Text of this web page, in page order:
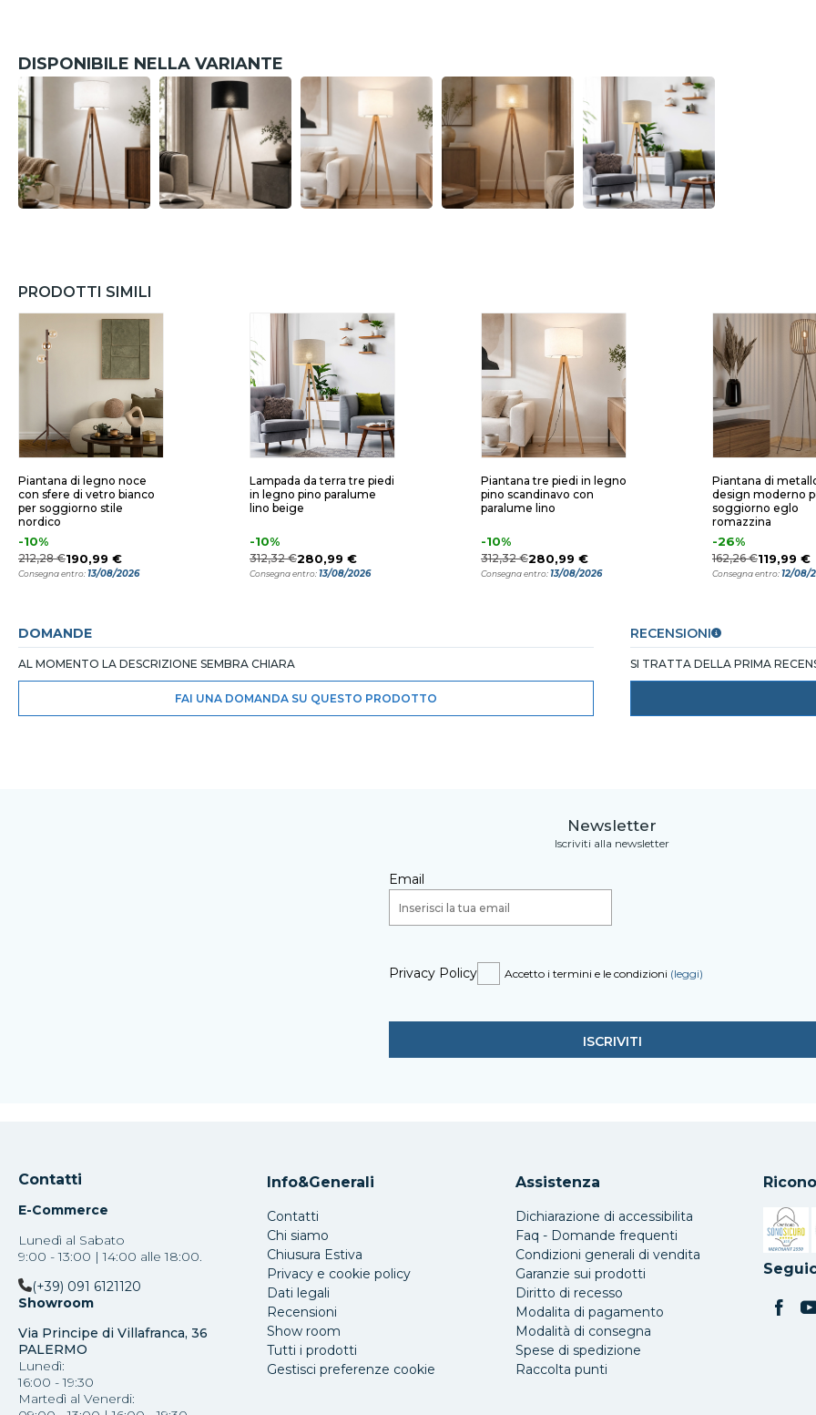
DISPONIBILE NELLA VARIANTE
PRODOTTI SIMILI
Piantana di legno noce
con sfere di vetro bianco
per soggiorno stile
nordico
-10%
212,28 €190,99 €
Consegna entro:13/08/2026
Lampada da terra tre piedi
in legno pino paralume
lino beige
-10%
312,32 €280,99 €
Consegna entro:13/08/2026
Piantana tre piedi in legno
pino scandinavo con
paralume lino
-10%
312,32 €280,99 €
Consegna entro:13/08/2026
Piantana di
design moderno
soggiorno eglo
romazzina
-26%
162,26 €119,99 €
Consegna entro:12/08/
DOMANDE
AL MOMENTO LA DESCRIZIONE SEMBRA CHIARA
FAI UNA DOMANDA SU QUESTO PRODOTTO
RECENSIONI
SI TRATTA DELLA PRIMA
Newsletter
Iscriviti alla newsletter
Email
Privacy Policy Accetto i termini e le condizioni (leggi)
Contatti
E-Commerce
Lunedì al Sabato
9:00 - 13:00 | 14:00 alle 18:00.
(+39) 091 6121120
Showroom
Via Principe di Villafranca, 36
PALERMO
Lunedì:
16:00 - 19:30
Martedì al Venerdi:
Info&Generali
Contatti
Chi siamo
Chiusura Estiva
Privacy e cookie policy
Dati legali
Recensioni
Show room
Tutti i prodotti
Gestisci preferenze cookie
Assistenza
Dichiarazione di accessibilita
Faq - Domande frequenti
Condizioni generali di vendita
Garanzie sui prodotti
Diritto di recesso
Modalita di pagamento
Modalità di consegna
Spese di spedizione
Raccolta punti
Si apre